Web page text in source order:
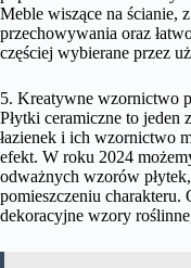
Meble wiszące na ścianie,
przechowywania oraz
częściej wybierane przez
5. Kreatywne wzornictwo
Płytki ceramiczne to jeden
łazienek i ich wzornictwo
efekt. W roku 2024
odważnych wzorów
pomieszczeniu charakteru.
dekoracyjne wzory